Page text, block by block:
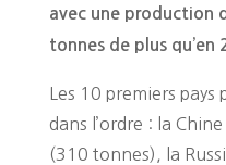
avec une production
tonnes de plus qu’en
Les 10 premiers pays
dans l’ordre : la
(310 tonnes), la